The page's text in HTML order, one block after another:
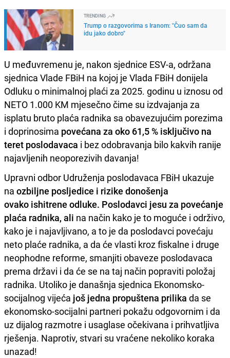
TRENDING
Trump o razgovorima s Iranom: "Čuo sam da
idu jako dobro"
U međuvremenu je, nakon sjednice ESV-a, održana
sjednica Vlade FBiH na kojoj je Vlada FBiH donijela
Odluku o minimalnoj plaći za 2025. godinu u iznosu od
NETO 1.000 KM mjesečno čime su izdvajanja za
isplatu bruto plaća radnika sa obavezujućim porezima
i doprinosima povećana za oko 61,5 % isključivo na
teret poslodavaca i bez odobravanja bilo kakvih ranije
najavljenih neoporezivih davanja!
Upravni odbor Udruženja poslodavaca FBiH ukazuje
na ozbiljne posljedice i rizike donošenja
ovako ishitrene odluke. Poslodavci jesu za povećanje
plaća radnika, ali na način kako je to moguće i održivo,
kako je i najavljivano, a to je da poslodavci povećaju
neto plaće radnika, a da će vlasti kroz fiskalne i druge
neophodne reforme, smanjiti obaveze poslodavaca
prema državi i da će se na taj način popraviti položaj
radnika. Utoliko je današnja sjednica Ekonomsko-
socijalnog vijeća još jedna propuštena prilika da se
ekonomsko-socijalni partneri pokažu odgovornim i da
uz dijalog razmotre i usaglase očekivana i prihvatljiva
rješenja. Naprotiv, stvari su vraćene nekoliko koraka
unazad!